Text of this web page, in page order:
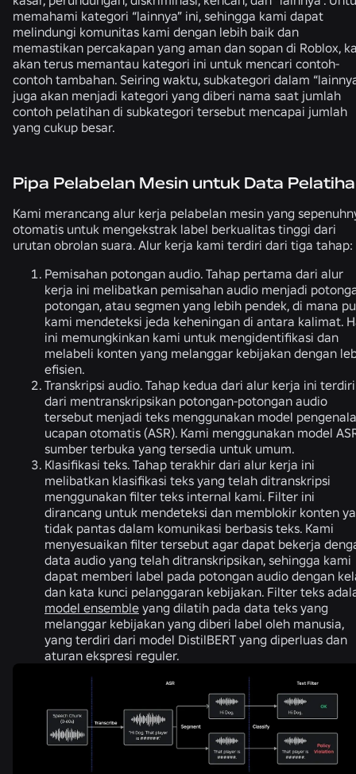
memahami kategori “lainnya” ini, sehingga kami dapat
melindungi komunitas kami dengan lebih baik dan
memastikan percakapan yang aman dan sopan di Roblox,
akan terus memantau kategori ini untuk mencari contoh-
contoh tambahan. Seiring waktu, subkategori dalam
juga akan menjadi kategori yang diberi nama saat jumlah
contoh pelatihan di subkategori tersebut mencapai jumlah
yang cukup besar.
Pipa Pelabelan Mesin untuk Data
Kami merancang alur kerja pelabelan mesin yang
otomatis untuk mengekstrak label berkualitas tinggi dari
urutan obrolan suara. Alur kerja kami terdiri dari tiga tahap:
Pemisahan potongan audio. Tahap pertama dari alur
kerja ini melibatkan pemisahan audio menjadi
potongan, atau segmen yang lebih pendek, di mana
kami mendeteksi jeda keheningan di antara kalimat.
ini memungkinkan kami untuk mengidentifikasi dan
melabeli konten yang melanggar kebijakan dengan
efisien.
Transkripsi audio. Tahap kedua dari alur kerja ini terdiri
dari mentranskripsikan potongan-potongan audio
tersebut menjadi teks menggunakan model
ucapan otomatis (ASR). Kami menggunakan model
sumber terbuka yang tersedia untuk umum.
Klasifikasi teks. Tahap terakhir dari alur kerja ini
melibatkan klasifikasi teks yang telah ditranskripsi
menggunakan filter teks internal kami. Filter ini
dirancang untuk mendeteksi dan memblokir konten
tidak pantas dalam komunikasi berbasis teks. Kami
menyesuaikan filter tersebut agar dapat bekerja
data audio yang telah ditranskripsikan, sehingga kami
dapat memberi label pada potongan audio dengan
dan kata kunci pelanggaran kebijakan. Filter teks
model ensemble yang dilatih pada data teks yang
melanggar kebijakan yang diberi label oleh manusia,
yang terdiri dari model DistilBERT yang diperluas dan
aturan ekspresi reguler.